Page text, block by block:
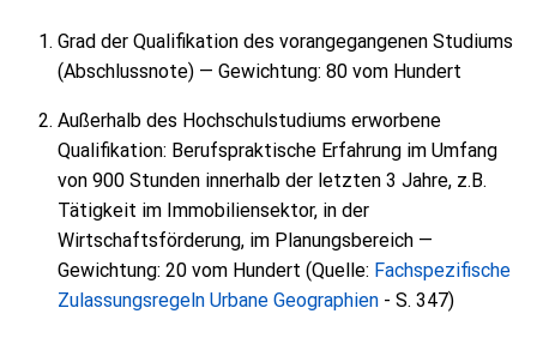
Grad der Qualifikation des vorangegangenen Studiums
(Abschlussnote) — Gewichtung: 80 vom Hundert
Außerhalb des Hochschulstudiums erworbene
Qualifikation: Berufspraktische Erfahrung im Umfang
von 900 Stunden innerhalb der letzten 3 Jahre, z.B.
Tätigkeit im Immobiliensektor, in der
Wirtschaftsförderung, im Planungsbereich —
Gewichtung: 20 vom Hundert (Quelle: Fachspezifische
Zulassungsregeln Urbane Geographien - S. 347)